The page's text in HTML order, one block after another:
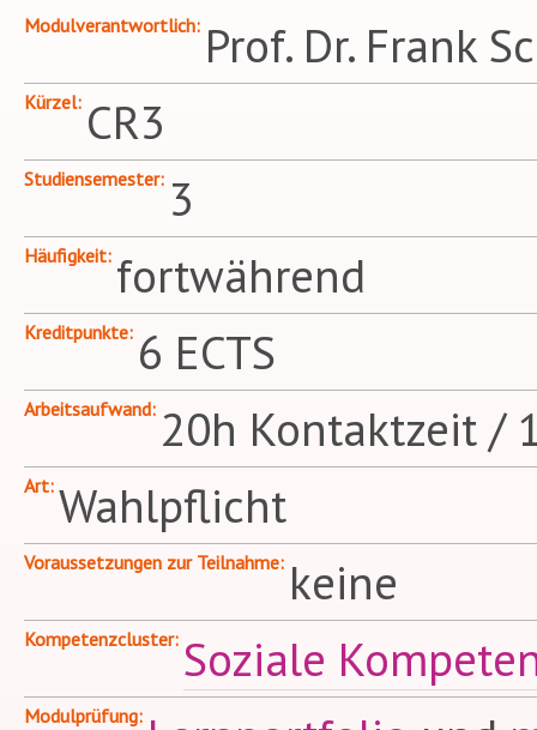
Modulverantwortlich Prof. Dr. Frank
Kürzel CR3
Studiensemester 3
Häufigkeit fortwährend
Kreditpunkte 6 ECTS
Arbeitsaufwand 20h Kontaktzeit /
Art Wahlpflicht
Voraussetzungen zur Teilnahme keine
Kompetenzcluster Soziale
Modulprüfung